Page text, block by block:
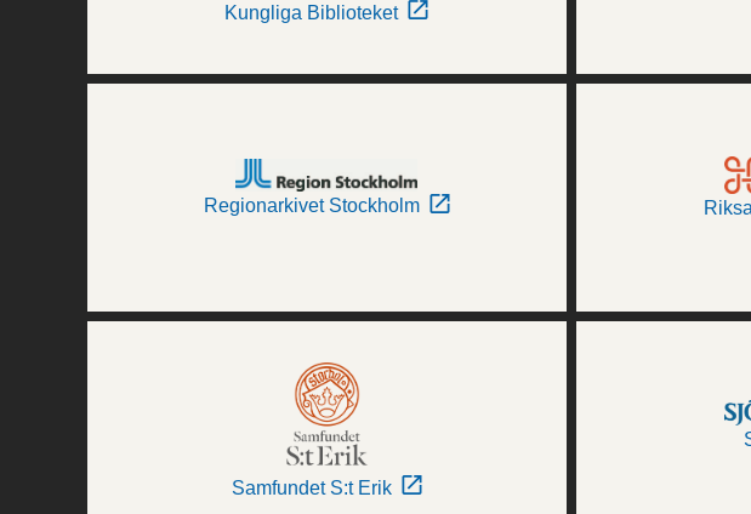
Kungliga Biblioteket
Regionarkivet Stockholm
Samfundet S:t Erik